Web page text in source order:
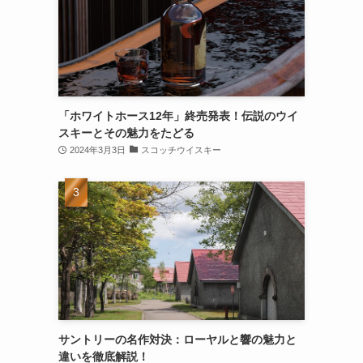
「ホワイトホース12年」終売発表！伝説のウイ
スキーとその魅力をたどる
2024年3月3日 スコッチウイスキー
サントリーの名作対決：ローヤルと響の魅力と
違いを徹底解説！